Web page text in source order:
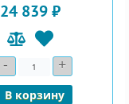
24 839 ₽
- Количество+
В корзину